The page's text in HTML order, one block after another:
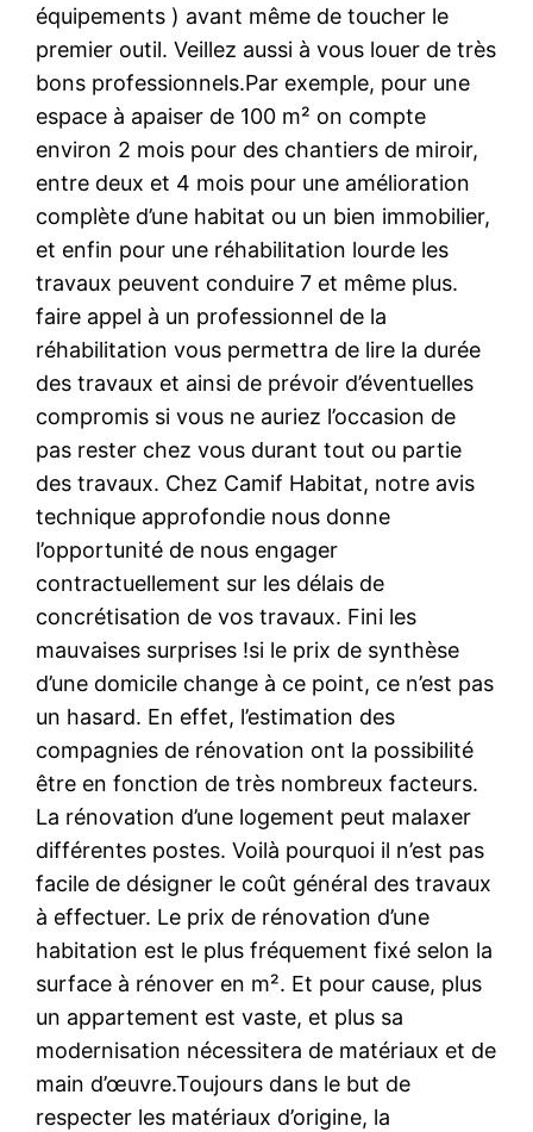
équipements ) avant même de toucher le
premier outil. Veillez aussi à vous louer de très
bons professionnels.Par exemple, pour une
espace à apaiser de 100 m² on compte
environ 2 mois pour des chantiers de miroir,
entre deux et 4 mois pour une amélioration
complète d’une habitat ou un bien immobilier,
et enfin pour une réhabilitation lourde les
travaux peuvent conduire 7 et même plus.
faire appel à un professionnel de la
réhabilitation vous permettra de lire la durée
des travaux et ainsi de prévoir d’éventuelles
compromis si vous ne auriez l’occasion de
pas rester chez vous durant tout ou partie
des travaux. Chez Camif Habitat, notre avis
technique approfondie nous donne
l’opportunité de nous engager
contractuellement sur les délais de
concrétisation de vos travaux. Fini les
mauvaises surprises !si le prix de synthèse
d’une domicile change à ce point, ce n’est pas
un hasard. En effet, l’estimation des
compagnies de rénovation ont la possibilité
être en fonction de très nombreux facteurs.
La rénovation d’une logement peut malaxer
différentes postes. Voilà pourquoi il n’est pas
facile de désigner le coût général des travaux
à effectuer. Le prix de rénovation d’une
habitation est le plus fréquement fixé selon la
surface à rénover en m². Et pour cause, plus
un appartement est vaste, et plus sa
modernisation nécessitera de matériaux et de
main d’œuvre.Toujours dans le but de
respecter les matériaux d’origine, la